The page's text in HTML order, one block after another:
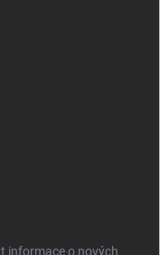
informace o nových